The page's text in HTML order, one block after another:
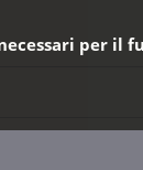
per il